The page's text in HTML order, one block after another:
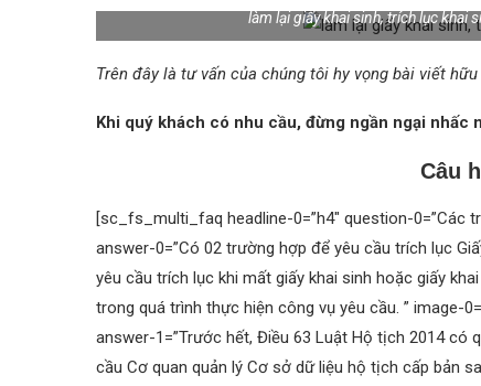
làm lại giấy khai sinh, trích lục khai
Trên đây là tư vấn của chúng tôi hy vọng bài viết
Khi quý khách có nhu cầu, đừng ngần ngại nhấc
Câu
[sc_fs_multi_faq headline-0=”h4″ question-0=”Các
answer-0=”Có 02 trường hợp để yêu cầu trích lục
yêu cầu trích lục khi mất giấy khai sinh hoặc giấy
trong quá trình thực hiện công vụ yêu cầu. ” image-
answer-1=”Trước hết, Điều 63 Luật Hộ tịch 2014 có
cầu Cơ quan quản lý Cơ sở dữ liệu hộ tịch cấp bản